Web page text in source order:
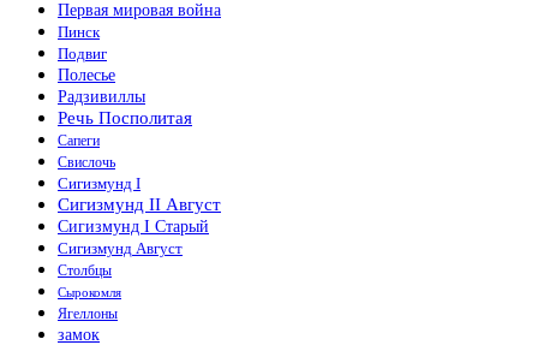
Первая мировая война
Пинск
Подвиг
Полесье
Радзивиллы
Речь Посполитая
Сапеги
Свислочь
Сигизмунд I
Сигизмунд II Август
Сигизмунд I Старый
Сигизмунд Август
Столбцы
Сырокомля
Ягеллоны
замок